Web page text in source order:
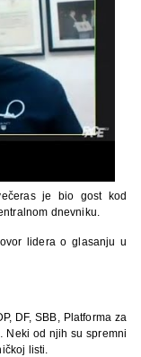
je bio gost kod
dnevniku.
lidera o glasanju u
DF, SBB, Platforma za
Neki od njih su spremni
listi.